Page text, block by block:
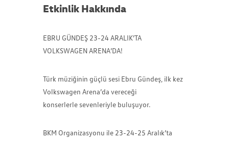
Etkinlik Hakkında
EBRU GÜNDEŞ 23-24 ARALIK’TA
VOLKSWAGEN ARENA’DA!
Türk müziğinin güçlü sesi Ebru Gündeş, ilk kez
Volkswagen Arena’da vereceği
konserlerle sevenleriyle buluşuyor.
BKM Organizasyonu ile 23-24-25 Aralık’ta